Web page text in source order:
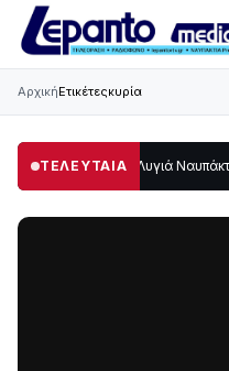
ΑρχικήΕτικέτεςκυρία
ΤΕΛΕΥΤΑΙΑ
μέρος στο Λυγιά Ναυπάκτου12:08